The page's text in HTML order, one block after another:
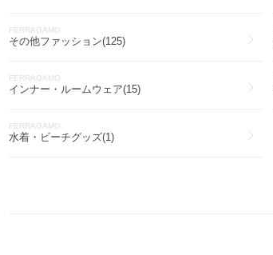
FERRAGAMO
その他ファッション(125)
FERRAGAMO
インナー・ルームウェア(15)
FERRAGAMO
水着・ビーチグッズ(1)